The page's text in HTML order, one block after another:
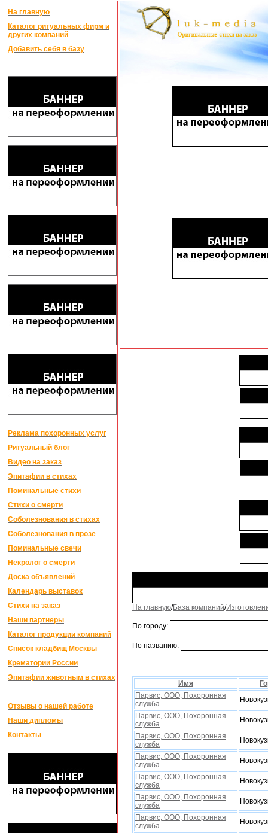
На главную
Каталог ритуальных фирм и
других компаний
Добавить себя в базу
Реклама похоронных услуг
Ритуальный блог
Видео на заказ
Эпитафии в стихах
Поминальные стихи
Стихи о смерти
Соболезнования в стихах
Соболезнования в прозе
Поминальные свечи
Некролог о смерти
Доска объявлений
Календарь выставок
Стихи на заказ
Наши партнеры
Каталог продукции компаний
Список кладбищ Москвы
Крематории России
Эпитафии животным в стихах
Отзывы о нашей работе
Наши дипломы
Контакты
На главную/База компаний/
По городу:
По названию:
Имя
Парвис, ООО, Поxоронная
служба
Парвис, ООО, Поxоронная
служба
Парвис, ООО, Поxоронная
служба
Парвис, ООО, Поxоронная
служба
Парвис, ООО, Поxоронная
служба
Парвис, ООО, Поxоронная
служба
Парвис, ООО, Поxоронная
служба